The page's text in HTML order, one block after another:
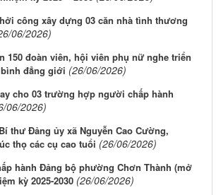
công xây dựng 03 căn nhà tình thương
06/2026)
150 đoàn viên, hội viên phụ nữ nghe triển
đẳng giới (26/06/2026)
cho 03 trường hợp người chấp hành
06/2026)
thư Đảng ủy xã Nguyễn Cao Cường,
thọ các cụ cao tuổi (26/06/2026)
hành Đảng bộ phường Chơn Thành (mở
kỳ 2025-2030 (26/06/2026)